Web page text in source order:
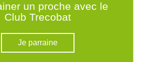
un proche avec le
Club Trecobat
Je parraine